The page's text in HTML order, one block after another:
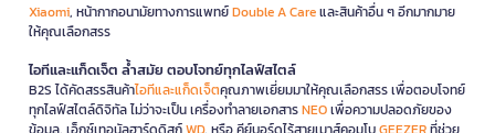
งานสีน้ำต้องการพู่กันขนอ่อนที่อุ้มน้ำได้ดี กระดาษหนาพิเศษ 300 แกรมขึ้น
ไป และจานสีที่มีช่องผสมสีเยอะ เทคนิคสีน้ำเน้นความโปร่งใสและการไหล
ของสี จึงต้องใช้อุปกรณ์ที่รองรับน้ำได้ดี
อุปกรณ์สำหรับงานสีอะคริลิก
Xiaomi, หน้ากากอนามัยทางการแพทย์Double A Careและสินค้าอื่น ๆ อีกมากมาย
ให้คุณเลือกสรร
ไอทีและแก็ดเจ็ต ล้ำสมัย ตอบโจทย์ทุกไลฟ์สไตล์
B2S ได้คัดสรรสินค้าไอทีและแก็ดเจ็ตคุณภาพเยี่ยมมาให้คุณเลือกสรร เพื่อตอบโจทย์
ทุกไลฟ์สไตล์ดิจิทัล ไม่ว่าจะเป็น เครื่องทำลายเอกสารNEOเพื่อความปลอดภัยของ